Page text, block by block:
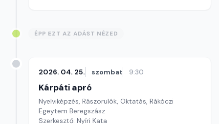
ÉPP EZT AZ ADÁST NÉZED
2026. 04. 25. szombat 9:30
Kárpáti apró
Nyelviképzés, Rászorulók, Oktatás, Rákóczi
Egeytem Beregszász
Szerkesztő: Nyíri Kata